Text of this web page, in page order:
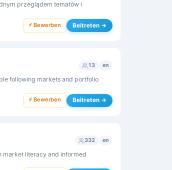
przeglądem tematów i
⚡ Bewerben Beitreten →
13 en
following markets and portfolio
⚡ Bewerben Beitreten →
332 en
market literacy and informed